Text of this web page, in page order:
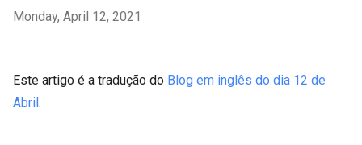
Monday, April 12, 2021
Este artigo é a tradução do Blog em inglês do dia 12 de
Abril.